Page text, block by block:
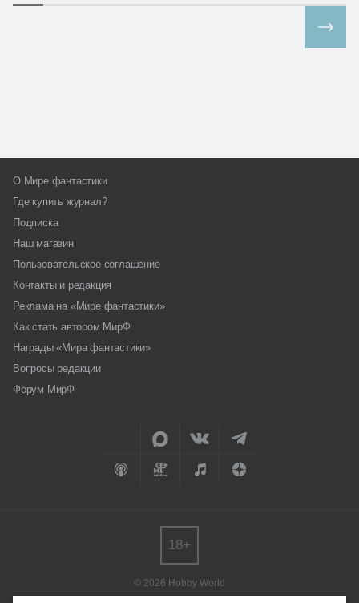
О Мире фантастики
Где купить журнал?
Подписка
Наш магазин
Пользовательское соглашение
Контакты и редакция
Реклама на «Мире фантастики»
Как стать автором МирФ
Награды «Мира фантастики»
Вопросы редакции
Форум МирФ
© 2026 Hobby World
18+